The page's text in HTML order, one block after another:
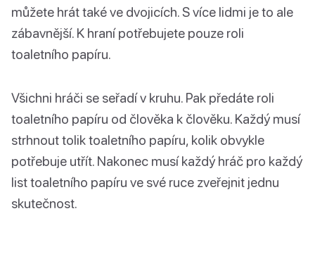
můžete hrát také ve dvojicích. S více lidmi je to ale
zábavnější. K hraní potřebujete pouze roli
toaletního papíru.
Všichni hráči se seřadí v kruhu. Pak předáte roli
toaletního papíru od člověka k člověku. Každý musí
strhnout tolik toaletního papíru, kolik obvykle
potřebuje utřít. Nakonec musí každý hráč pro každý
list toaletního papíru ve své ruce zveřejnit jednu
skutečnost.